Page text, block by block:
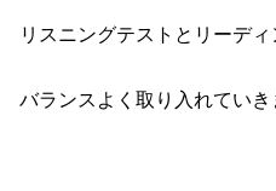
リスニングテストとリーデ
バランスよく取り入れていき